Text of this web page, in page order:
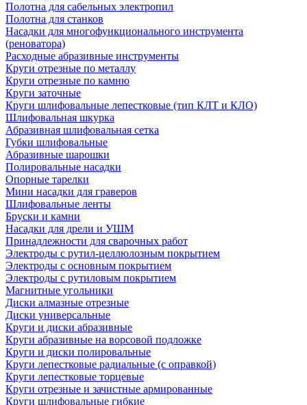
Полотна для сабельных электропил
Полотна для станков
Насадки для многофункционального инструмента
(реноватора)
Расходные абразивные инструменты
Круги отрезные по металлу
Круги отрезные по камню
Круги заточные
Круги шлифовальные лепестковые (тип КЛТ и КЛО)
Шлифовальная шкурка
Абразивная шлифовальная сетка
Губки шлифовальные
Абразивные шарошки
Полировальные насадки
Опорные тарелки
Мини насадки для граверов
Шлифовальные ленты
Бруски и камни
Насадки для дрели и УШМ
Принадлежности для сварочных работ
Электроды с рутил-целлюлозным покрытием
Электроды с основным покрытием
Электроды с рутиловым покрытием
Магнитные угольники
Диски алмазные отрезные
Диски универсальные
Круги и диски абразивные
Круги абразивные на ворсовой подложке
Круги и диски полировальные
Круги лепестковые радиальные (с оправкой)
Круги лепестковые торцевые
Круги отрезные и зачистные армированные
Круги шлифовальные гибкие